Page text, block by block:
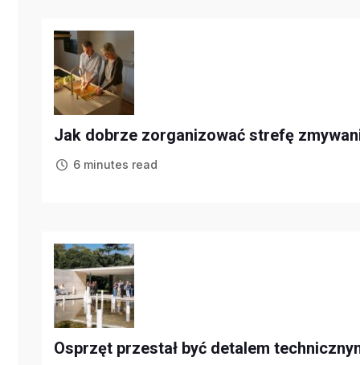
Jak dobrze zorganizować strefę
6 minutes read
Osprzęt przestał być detalem